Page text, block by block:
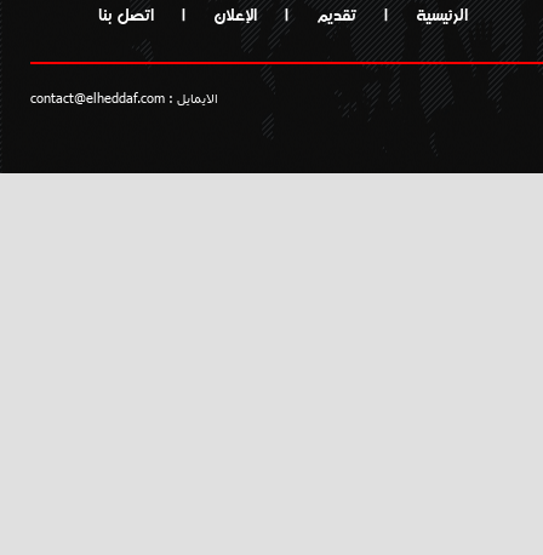
الرئيسية | تقديم | الإعلان | اتصل بنا
الايمايل : contact@elheddaf.com